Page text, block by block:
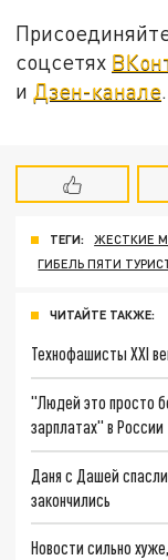
соцсетях
и Дзен-канале.
ТЕГИ: ЖЕСТКИЕ
ГИБЕЛЬ ПЯТИ
ЧИТАЙТЕ ТАКЖЕ:
Технофашисты XXI
"Людей это просто
зарплатах" в России
Даня с Дашей
закончились
Новости сильно